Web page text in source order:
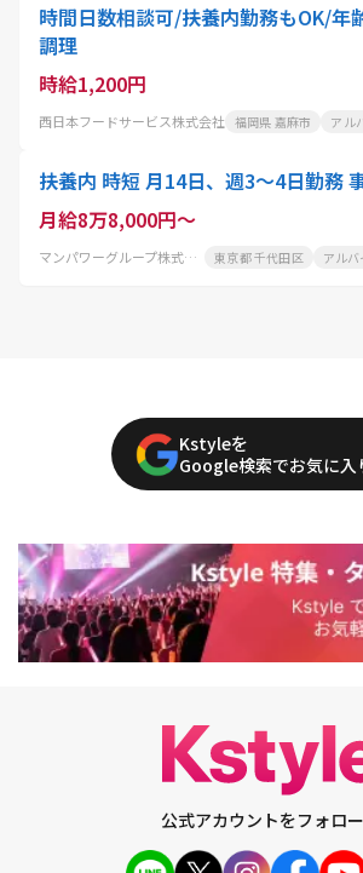
時間日数相談可/扶養内勤務もOK/年
調理
時給1,200円
西日本フードサービス株式会社 福岡県 嘉麻市 アル
扶養内 時短 月14日、週3～4日勤務
月給8万8,000円～
マンパワーグループ株式会社 東京都 千代田区 アル
Kstyleを
Google検索でお気に入
公式アカウントをフォロー